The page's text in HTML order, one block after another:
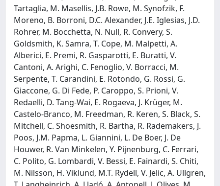
Tartaglia, M. Masellis, J.B. Rowe, M. Synofzik, F.
Moreno, B. Borroni, D.C. Alexander, J.E. Iglesias, J.D.
Rohrer, M. Bocchetta, N. Null, R. Convery, S.
Goldsmith, K. Samra, T. Cope, M. Malpetti, A.
Alberici, E. Premi, R. Gasparotti, E. Buratti, V.
Cantoni, A. Arighi, C. Fenoglio, V. Borracci, M.
Serpente, T. Carandini, E. Rotondo, G. Rossi, G.
Giaccone, G. Di Fede, P. Caroppo, S. Prioni, V.
Redaelli, D. Tang-Wai, E. Rogaeva, J. Krüger, M.
Castelo-Branco, M. Freedman, R. Keren, S. Black, S.
Mitchell, C. Shoesmith, R. Bartha, R. Rademakers, J.
Poos, J.M. Papma, L. Giannini, L. De Boer, J. De
Houwer, R. Van Minkelen, Y. Pijnenburg, C. Ferrari,
C. Polito, G. Lombardi, V. Bessi, E. Fainardi, S. Chiti,
M. Nilsson, H. Viklund, M.T. Rydell, V. Jelic, A. Ullgren,